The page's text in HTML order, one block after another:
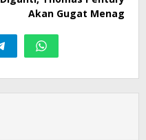
Akan Gugat Menag